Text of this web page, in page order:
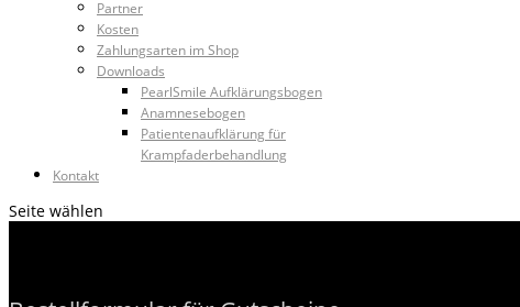
Partner
Kosten
Zahlungsarten im Shop
Downloads
PearlSmile Aufklärungsbogen
Anamnesebogen
Patientenaufklärung für
Krampfaderbehandlung
Kontakt
Seite wählen